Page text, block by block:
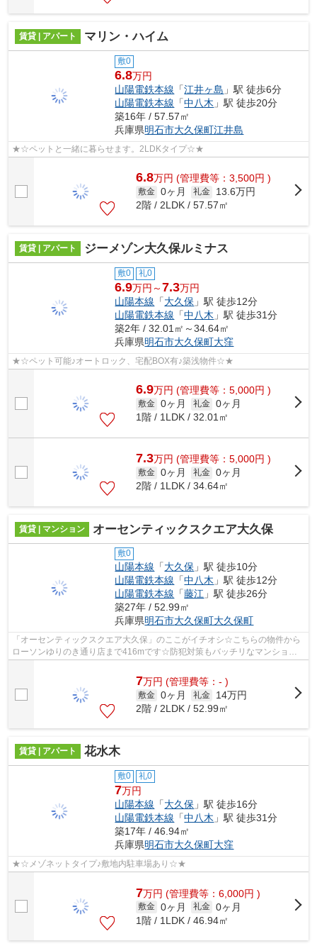
賃貸 | アパート マリン・ハイム
敷0
6.8万円
山陽電鉄本線 「江井ヶ島 」駅 徒歩6分
山陽電鉄本線 「中八木 」駅 徒歩20分
築16年 / 57.57㎡
兵庫県明石市大久保町江井島
★☆ペットと一緒に暮らせます。2LDKタイプ☆★
6.8万円 (管理費等：3,500円 )
敷金 0ヶ月 礼金
13.6万円
2階 / 2LDK / 57.57㎡
賃貸 | アパート ジーメゾン大久保ルミナス
敷0 礼0
6.9万円～7.3万円
山陽本線 「大久保 」駅 徒歩12分
山陽電鉄本線 「中八木 」駅 徒歩31分
築2年 / 32.01㎡～34.64㎡
兵庫県明石市大久保町大窪
★☆ペット可能♪オートロック、宅配BOX有♪築浅物件☆★
6.9万円 (管理費等：5,000円 )
敷金 0ヶ月 礼金 0ヶ月
1階 / 1LDK / 32.01㎡
7.3万円 (管理費等：5,000円 )
敷金 0ヶ月 礼金 0ヶ月
2階 / 1LDK / 34.64㎡
賃貸 | マンション オーセンティックスクエア大久保
敷0
山陽本線 「大久保 」駅 徒歩10分
山陽電鉄本線 「中八木 」駅 徒歩12分
山陽電鉄本線 「藤江 」駅 徒歩26分
築27年 / 52.99㎡
兵庫県明石市大久保町大久保町
「オーセンティックスクエア大久保」のここがイチオシ☆こちらの物件から
ローソンゆりのき通り店まで416mです☆防犯対策もバッチリなマンション
7万円 (管理費等：- )
敷金 0ヶ月 礼金
14万円
2階 / 2LDK / 52.99㎡
賃貸 | アパート 花水木
敷0 礼0
7万円
山陽本線 「大久保 」駅 徒歩16分
山陽電鉄本線 「中八木 」駅 徒歩31分
築17年 / 46.94㎡
兵庫県明石市大久保町大窪
★☆メゾネットタイプ♪敷地内駐車場あり☆★
7万円 (管理費等：6,000円 )
敷金 0ヶ月 礼金 0ヶ月
1階 / 1LDK / 46.94㎡